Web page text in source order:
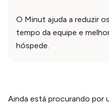
O Minut ajuda a reduzir
tempo da equipe e
hóspede.
Ainda está procurando por